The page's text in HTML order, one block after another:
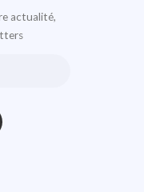
actualité,